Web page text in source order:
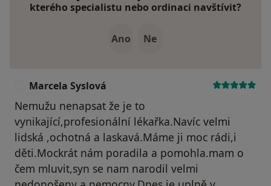
kterého specialistu nebo ordinaci navštívit?
Ano Ne
Marcela Syslová
Nemužu nenapsat že je to
vynikající,profesionální lékařka.Navíc velmi
lidská ,ochotná a laskavá.Máme ji moc rádi,i
děti.Mockrát nám poradila a pomohla.mam o
čem mluvit,syn se nam narodil velmi